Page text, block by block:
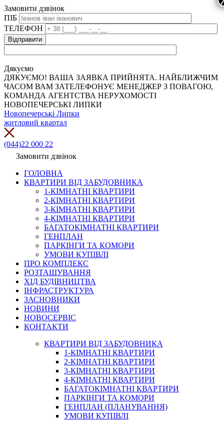
Замовити дзвінок
ПІБ
ТЕЛЕФОН
Дякуємо
ДЯКУЄМО! ВАША ЗАЯВКА ПРИЙНЯТА. НАЙБЛИЖЧИМ
ЧАСОМ ВАМ ЗАТЕЛЕФОНУЄ МЕНЕДЖЕР З ПОВАГОЮ,
КОМАНДА АГЕНТСТВА НЕРУХОМОСТІ
НОВОПЕЧЕРСЬКІ ЛИПКИ
Новопечерські Липки
житловий квартал
(044)22 000 22
Замовити дзвінок
ГОЛОВНА
КВАРТИРИ ВІД ЗАБУДОВНИКА
1-КІМНАТНІ КВАРТИРИ
2-КІМНАТНІ КВАРТИРИ
3-КІМНАТНІ КВАРТИРИ
4-КІМНАТНІ КВАРТИРИ
БАГАТОКІМНАТНІ КВАРТИРИ
ГЕНПЛАН
ПАРКІНГИ ТА КОМОРИ
УМОВИ КУПІВЛІ
ПРО КОМПЛЕКС
РОЗТАШУВАННЯ
ХІД БУДІВНИЦТВА
ІНФРАСТРУКТУРА
ЗАСНОВНИКИ
НОВИНИ
НОВОСЕРВІС
КОНТАКТИ
КВАРТИРИ ВІД ЗАБУДОВНИКА
1-КІМНАТНІ КВАРТИРИ
2-КІМНАТНІ КВАРТИРИ
3-КІМНАТНІ КВАРТИРИ
4-КІМНАТНІ КВАРТИРИ
БАГАТОКІМНАТНІ КВАРТИРИ
ПАРКІНГИ ТА КОМОРИ
ГЕНПЛАН (ПЛАНУВАННЯ)
УМОВИ КУПІВЛІ